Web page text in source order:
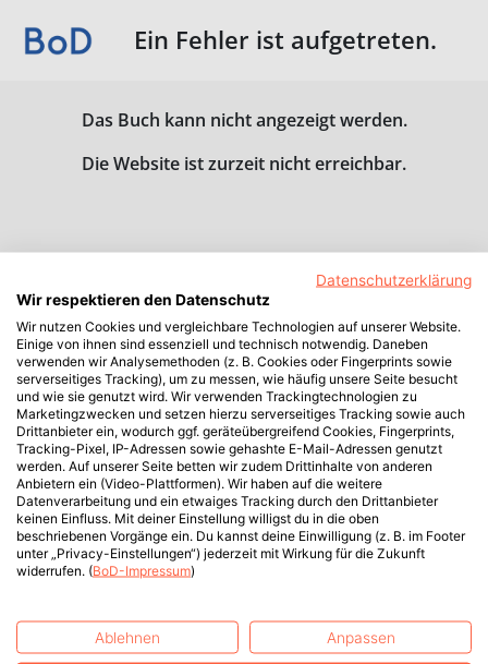
Ein Fehler ist aufgetreten.
Das Buch kann nicht angezeigt werden.
Die Website ist zurzeit nicht erreichbar.
Datenschutzerklärung
Wir respektieren den Datenschutz
Wir nutzen Cookies und vergleichbare Technologien auf unserer Website.
Einige von ihnen sind essenziell und technisch notwendig. Daneben
verwenden wir Analysemethoden (z. B. Cookies oder Fingerprints sowie
serverseitiges Tracking), um zu messen, wie häufig unsere Seite besucht
und wie sie genutzt wird. Wir verwenden Trackingtechnologien zu
Marketingzwecken und setzen hierzu serverseitiges Tracking sowie auch
Drittanbieter ein, wodurch ggf. geräteübergreifend Cookies, Fingerprints,
Tracking-Pixel, IP-Adressen sowie gehashte E-Mail-Adressen genutzt
werden. Auf unserer Seite betten wir zudem Drittinhalte von anderen
Anbietern ein (Video-Plattformen). Wir haben auf die weitere
Datenverarbeitung und ein etwaiges Tracking durch den Drittanbieter
keinen Einfluss. Mit deiner Einstellung willigst du in die oben
beschriebenen Vorgänge ein. Du kannst deine Einwilligung (z. B. im Footer
unter „Privacy-Einstellungen“) jederzeit mit Wirkung für die Zukunft
widerrufen. (BoD-Impressum)
Ablehnen Anpassen